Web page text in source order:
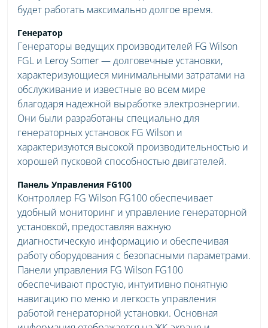
будет работать максимально долгое время.
Генератор
Генераторы ведущих производителей FG Wilson
FGL и Leroy Somer ― долговечные установки,
характеризующиеся минимальными затратами на
обслуживание и известные во всем мире
благодаря надежной выработке электроэнергии.
Они были разработаны специально для
генераторных установок FG Wilson и
характеризуются высокой производительностью и
хорошей пусковой способностью двигателей.
Панель Управления FG100
Контроллер FG Wilson FG100 обеспечивает
удобный мониторинг и управление генераторной
установкой, предоставляя важную
диагностическую информацию и обеспечивая
работу оборудования с безопасными параметрами.
Панели управления FG Wilson FG100
обеспечивают простую, интуитивно понятную
навигацию по меню и легкость управления
работой генераторной установки. Основная